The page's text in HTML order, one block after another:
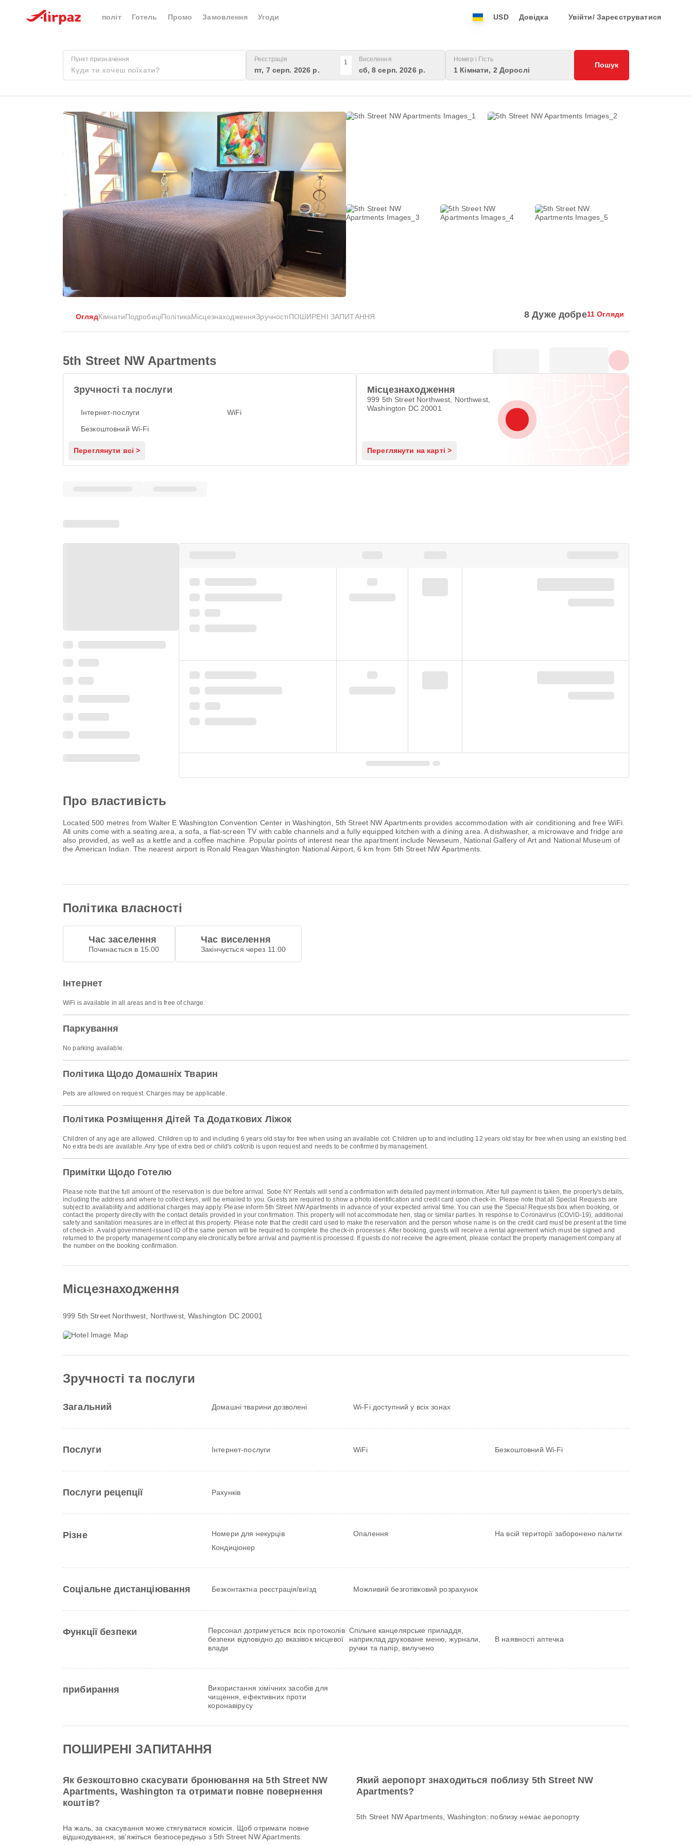
політ Готель Промо Замовлення Угоди USD Довідка Увійти/ Зареєструватися
Пункт призначення Реєстрація
пт, 7 серп. 2026 р.
1 Виселення
сб, 8 серп. 2026 р.
Номер і Гість
1 Кімнати, 2 Дорослі
Пошук
ОглядКімнатиПодробиціПолітикаМісцезнаходженняЗручностіПОШИРЕНІ ЗАПИТАННЯ 8 Дуже добре11 Огляди
5th Street NW Apartments
Зручності та послуги
Інтернет-послуги
WiFi
Безкоштовний Wi-Fi
Переглянути всі >
Місцезнаходження
999 5th Street Northwest, Northwest,
Washington DC 20001
Переглянути на карті >
Про властивість
Located 500 metres from Walter E Washington Convention Center in Washington, 5th Street NW Apartments provides accommodation with air conditioning and free WiFi.
All units come with a seating area, a sofa, a flat-screen TV with cable channels and a fully equipped kitchen with a dining area. A dishwasher, a microwave and fridge are
also provided, as well as a kettle and a coffee machine. Popular points of interest near the apartment include Newseum, National Gallery of Art and National Museum of
the American Indian. The nearest airport is Ronald Reagan Washington National Airport, 6 km from 5th Street NW Apartments.
Політика власності
Час заселення
Починається в 15.00
Час виселення
Закінчується через 11.00
Інтернет
WiFi is available in all areas and is free of charge.
Паркування
No parking available.
Політика Щодо Домашніх Тварин
Pets are allowed on request. Charges may be applicable.
Політика Розміщення Дітей Та Додаткових Ліжок
Children of any age are allowed. Children up to and including 6 years old stay for free when using an available cot. Children up to and including 12 years old stay for free when using an existing bed.
No extra beds are available. Any type of extra bed or child's cot/crib is upon request and needs to be confirmed by management.
Примітки Щодо Готелю
Please note that the full amount of the reservation is due before arrival. Sobe NY Rentals will send a confirmation with detailed payment information. After full payment is taken, the property's details,
including the address and where to collect keys, will be emailed to you. Guests are required to show a photo identification and credit card upon check-in. Please note that all Special Requests are
subject to availability and additional charges may apply. Please inform 5th Street NW Apartments in advance of your expected arrival time. You can use the Special Requests box when booking, or
contact the property directly with the contact details provided in your confirmation. This property will not accommodate hen, stag or similar parties. In response to Coronavirus (COVID-19), additional
safety and sanitation measures are in effect at this property. Please note that the credit card used to make the reservation and the person whose name is on the credit card must be present at the time
of check-in. A valid government-issued ID of the same person will be required to complete the check-in processes. After booking, guests will receive a rental agreement which must be signed and
returned to the property management company electronically before arrival and payment is processed. If guests do not receive the agreement, please contact the property management company at
the number on the booking confirmation.
Місцезнаходження
999 5th Street Northwest , Northwest, Washington DC 20001
Зручності та послуги
Загальний Домашні тварини дозволені Wi-Fi доступний у всіх зонах
Послуги Інтернет-послуги WiFi Безкоштовний Wi-Fi
Послуги рецепції Рахунків
Різне Номери для некурців Опалення
На всій території заборонено палити
Кондиціонер
Соціальне дистанціювання Безконтактна реєстрація/виїзд Можливий безготівковий розрахунок
Функції безпеки
Персонал дотримується всіх протоколів
безпеки відповідно до вказівок місцевої
влади
Спільне канцелярське приладдя,
наприклад друковане меню, журнали,
ручки та папір, вилучено
В наявності аптечка
прибирання
Використання хімічних засобів для
чищення, ефективних проти
коронавірусу
ПОШИРЕНІ ЗАПИТАННЯ
Як безкоштовно скасувати бронювання на 5th Street NW
Apartments, Washington та отримати повне повернення
коштів?
На жаль, за скасування може стягуватися комісія. Щоб отримати повне
відшкодування, зв’яжіться безпосередньо з 5th Street NW Apartments.
Який аеропорт знаходиться поблизу 5th Street NW
Apartments?
5th Street NW Apartments, Washington: поблизу немає аеропорту